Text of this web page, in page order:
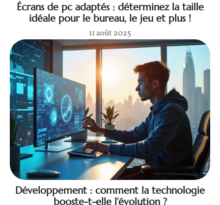
Écrans de pc adaptés : déterminez la taille
idéale pour le bureau, le jeu et plus !
11 août 2025
Développement : comment la technologie
booste-t-elle l’évolution ?